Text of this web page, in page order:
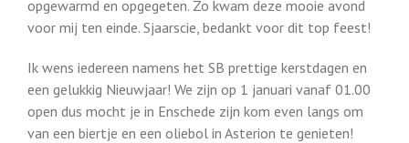
opgewarmd en opgegeten. Zo kwam deze mooie avond
voor mij ten einde. Sjaarscie, bedankt voor dit top feest!
Ik wens iedereen namens het SB prettige kerstdagen en
een gelukkig Nieuwjaar! We zijn op 1 januari vanaf 01.00
open dus mocht je in Enschede zijn kom even langs om
van een biertje en een oliebol in Asterion te genieten!